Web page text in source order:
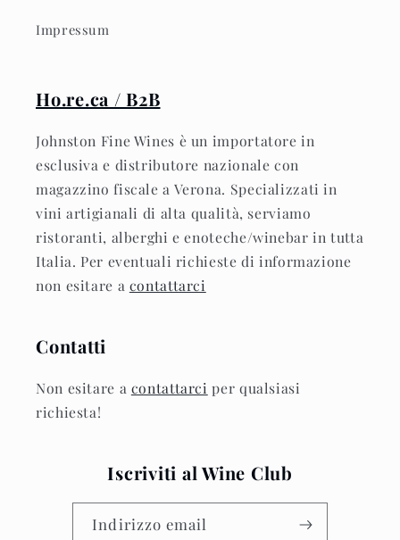
Impressum
Ho.re.ca / B2B
Johnston Fine Wines è un importatore in
esclusiva e distributore nazionale con
magazzino fiscale a Verona. Specializzati in
vini artigianali di alta qualità, serviamo
ristoranti, alberghi e enoteche/winebar in tutta
Italia. Per eventuali richieste di informazione
non esitare a contattarci
Contatti
Non esitare a contattarci per qualsiasi
richiesta!
Iscriviti al Wine Club
Indirizzo email